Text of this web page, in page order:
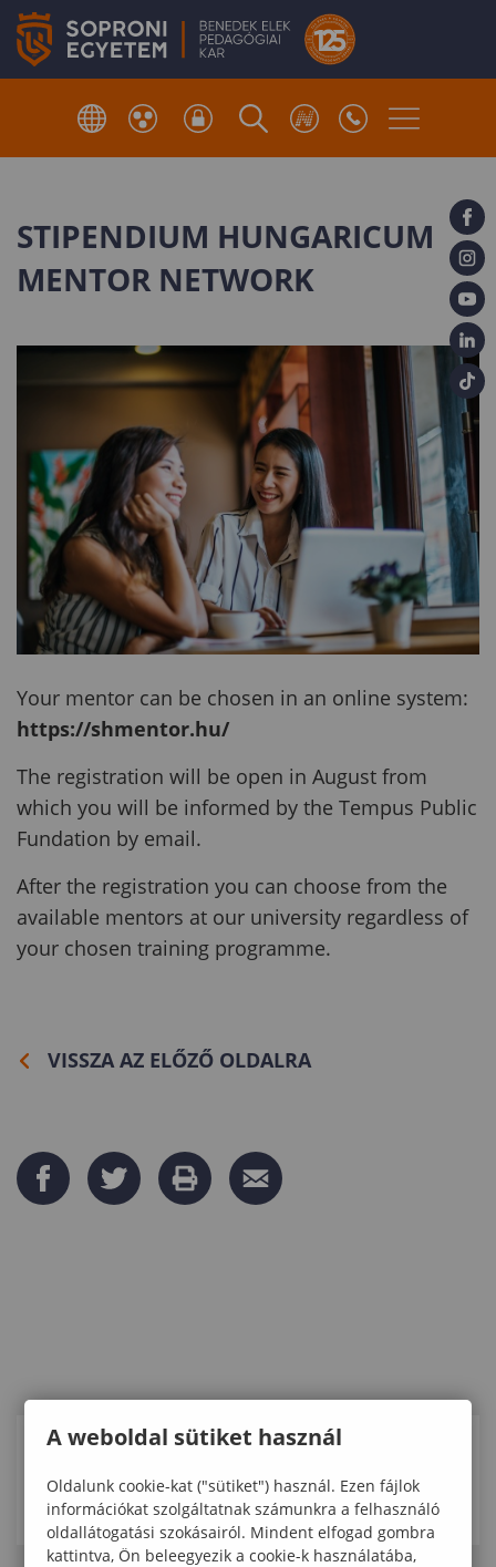
STIPENDIUM HUNGARICUM
MENTOR NETWORK
Your mentor can be chosen in an online system:
https://shmentor.hu/
The registration will be open in August from
which you will be informed by the Tempus Public
Fundation by email.
After the registration you can choose from the
available mentors at our university regardless of
your chosen training programme.
VISSZA AZ ELŐZŐ OLDALRA
A weboldal sütiket használ
Oldalunk cookie-kat ("sütiket") használ. Ezen fájlok
információkat szolgáltatnak számunkra a felhasználó
oldallátogatási szokásairól. Mindent elfogad gombra
kattintva, Ön beleegyezik a cookie-k használatába,